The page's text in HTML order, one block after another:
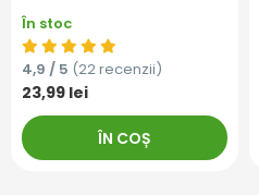
În stoc
4,9 / 5 (22 recenzii)
23,99 lei
ÎN COȘ